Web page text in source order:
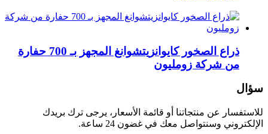
ذراع الصخور كايوانزيتشوانغ المجهز بـ 700 حفارة
من شركة زومليون
سؤال
للاستفسار عن منتجاتنا أو قائمة الأسعار، يرجى ترك بريدك
الإلكتروني وسنتواصل معك في غضون 24 ساعة.